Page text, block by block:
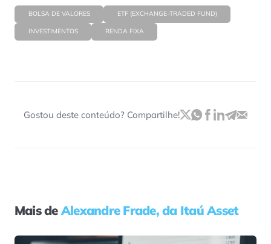
BOLSA DE VALORES ETF (EXCHANGE-TRADED FUND)
INVESTIMENTOS RENDA FIXA
Gostou deste conteúdo? Compartilhe!
Mais deAlexandre Frade, da Itaú Asset